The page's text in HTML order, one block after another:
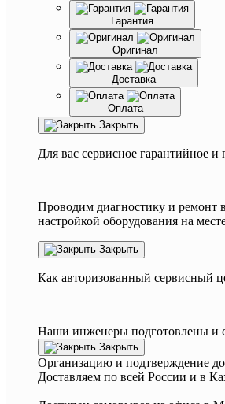
Гарантия
Оригинал
Доставка
Оплата
Закрыть
Для вас сервисное гарантийное и
Проводим диагностику и ремонт
настройкой оборудования на
Закрыть
Как авторизованный сервисный
Наши инженеры подготовлены и
Закрыть
Организацию и подтверждение
Доставляем по всей России